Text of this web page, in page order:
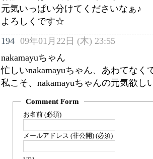
元気いっぱい分けてくださいなぁ♪
よろしくです☆
194 09年01月22日 (木) 23:55
nakamayuちゃん
忙しいnakamayuちゃん、あわてなく
私こそ、nakamayuちゃんの元気欲し
Comment Form
お名前 (必須)
メールアドレス (非公開) (必須)